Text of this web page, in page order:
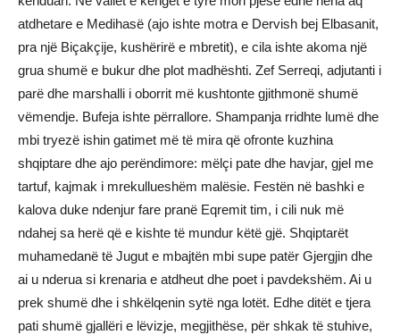
atdhetare e Medihasë (ajo ishte motra e Dervish bej Elbasanit,
pra një Biçakçije, kushërirë e mbretit), e cila ishte akoma një
grua shumë e bukur dhe plot madhështi. Zef Serreqi, adjutanti i
parë dhe marshalli i oborrit më kushtonte gjithmonë shumë
vëmendje. Bufeja ishte përrallore. Shampanja rridhte lumë dhe
mbi tryezë ishin gatimet më të mira që ofronte kuzhina
shqiptare dhe ajo perëndimore: mëlçi pate dhe havjar, gjel me
tartuf, kajmak i mrekullueshëm malësie. Festën në bashki e
kalova duke ndenjur fare pranë Eqremit tim, i cili nuk më
ndahej sa herë që e kishte të mundur këtë gjë. Shqiptarët
muhamedanë të Jugut e mbajtën mbi supe patër Gjergjin dhe
ai u nderua si krenaria e atdheut dhe poet i pavdekshëm. Ai u
prek shumë dhe i shkëlqenin sytë nga lotët. Edhe ditët e tjera
pati shumë gjallëri e lëvizje, megjithëse, për shkak të stuhive,